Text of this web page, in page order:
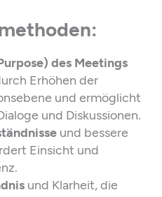
des Meetings
Erhöhen der
und ermöglicht
und Diskussionen.
und bessere
Einsicht und
und Klarheit, die